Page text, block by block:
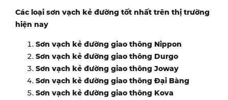
Các loại sơn vạch kẻ đường tốt nhất trên thị trường
hiện nay
Sơn vạch kẻ đường giao thông Nippon
Sơn vạch kẻ đường giao thông Durgo
Sơn vạch kẻ đường giao thông Joway
Sơn vạch kẻ đường giao thông Đại Bàng
Sơn vạch kẻ đường giao thông Kova